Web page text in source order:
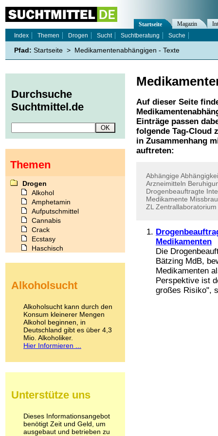
Auf dieser Seite
Einträge passen
folgende Tag-Cloud
in Zusammenhang
auftreten:
Abhängige
Arzneimitteln
Drogenbeauftragte
Medikamente
ZL Zentrallaboratorium
Medikamenten
Die
Bätzing MdB,
Medikamenten
Perspektive ist
großes Risiko",
Startseite Magazin
Index
Themen Drogen Sucht Suchtberatung Suche
Pfad: Startseite > Medikamentenabhängigen - Texte
Durchsuche
Suchtmittel.de
Themen
Drogen
Alkohol
Amphetamin
Aufputschmittel
Cannabis
Crack
Ecstasy
Haschisch
Kokain
LSD
Marihuana
Medikamente
Meskalin
Metamphetamin
Methadon
Pilze
Psychopharmaka
Schlafmittel
Schmerzmittel
Alkoholsucht
Alkoholsucht kann durch den
Konsum kleinerer Mengen
Alkohol beginnen, in
Deutschland gibt es über 4,3
Mio. Alkoholiker.
Hier Informieren ...
Unterstütze uns
Dieses Informationsangebot
benötigt Zeit und Geld, um
ausgebaut und betrieben zu